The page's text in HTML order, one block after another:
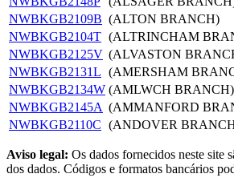
NWBKGB2109B (ALTON BRANCH)
NWBKGB2104T (ALTRINCHAM
NWBKGB2125V (ALVASTON
NWBKGB2131L (AMERSHAM
NWBKGB2134W (AMLWCH BRANCH)
NWBKGB2145A (AMMANFORD
NWBKGB2110C (ANDOVER
Aviso legal: Os dados fornecidos neste site
dos dados. Códigos e formatos bancários